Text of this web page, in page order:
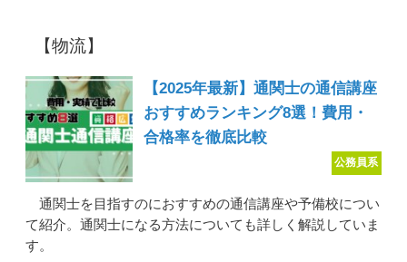
【物流】
【2025年最新】通関士の通信講座
おすすめランキング8選！費用・
合格率を徹底比較
公務員系
通関士を目指すのにおすすめの通信講座や予備校につい
て紹介。通関士になる方法についても詳しく解説していま
す。